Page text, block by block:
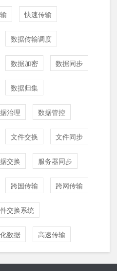
快速传输
数据传输调度
数据加密 数据同步
数据归集
治理 数据管控
文件交换 文件同步
交换 服务器同步
跨国传输 跨网传输
交换系统
数据 高速传输